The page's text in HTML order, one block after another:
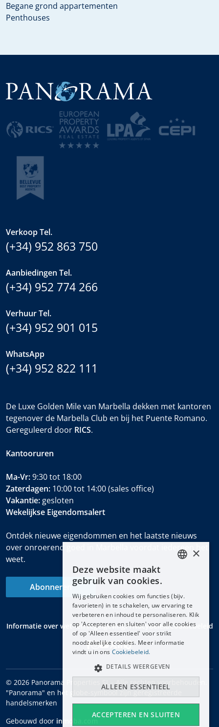
Begane grond appartementen
Penthouses
Verkoop Tel.
(+34) 952 863 750
Aanbiedingen Tel.
(+34) 952 774 266
Verhuur Tel.
(+34) 952 901 015
WhatsApp
(+34) 952 822 111
De Luxe Golden Mile van Marbella dekken met kantoren
tegenover de Marbella Club en bij het Puente Romano.
Gereguleerd door RICS.
Kantooruren
Ma-Vr:9:30 tot 18:00
Zaterdagen: 10:00 tot 14:00 (sales office)
Vakantie: gesloten
Wekelijkse Eigendomsalert
Ontdek nieuwe eigendommen en het laatste nieuws
over onroerend goed in Marbella voordat iedereen het
weet.
Abonneren
Informatie over wet- en regelgevingPrivacybeleidCookiebeleid
© 2026 Panorama Properties SL - Alle rechten voorbehouden.
"Panorama" en het globe-symbool zijn geregistreerde
handelsmerken
Gebouwd door inmoba.com
DEUTSCH
FRANÇAIS
×
Deze website maakt
gebruik van cookies.
Wij gebruiken cookies om functies (bijv.
favorieten) in te schakelen, uw ervaring te
verbeteren en inhoud te personaliseren. Klik
op 'Accepteren en sluiten' voor alle cookies
of op 'Alleen essentieel' voor strikt
noodzakelijke cookies. Meer informatie
vindt u in ons Cookiebeleid.
ACCEPTEREN EN SLUITEN
ALLEEN ESSENTIEEL
DETAILS WEERGEVEN